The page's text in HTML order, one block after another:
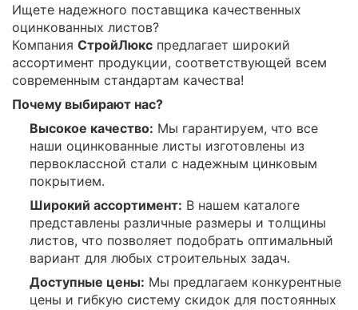
Ищете надежного поставщика качественных
оцинкованных листов?
Компания СтройЛюкс предлагает широкий
ассортимент продукции, соответствующей всем
современным стандартам качества!
Почему выбирают нас?
Высокое качество: Мы гарантируем, что все
наши оцинкованные листы изготовлены из
первоклассной стали с надежным цинковым
покрытием.
Широкий ассортимент: В нашем каталоге
представлены различные размеры и толщины
листов, что позволяет подобрать оптимальный
вариант для любых строительных задач.
Доступные цены: Мы предлагаем конкурентные
цены и гибкую систему скидок для постоянных